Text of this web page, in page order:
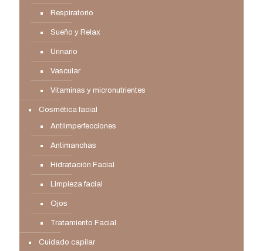
Respiratorio
Sueño y Relax
Urinario
Vascular
Vitaminas y micronutrientes
Cosmética facial
Antiimperfecciones
Antimanchas
Hidratación Facial
Limpieza facial
Ojos
Tratamiento Facial
Cuidado capilar